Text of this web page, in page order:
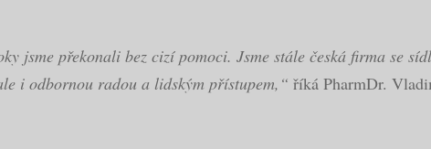
jsme překonali bez cizí pomoci. Jsme stále česká firma se
i odbornou radou a lidským přístupem,“ říká PharmDr.